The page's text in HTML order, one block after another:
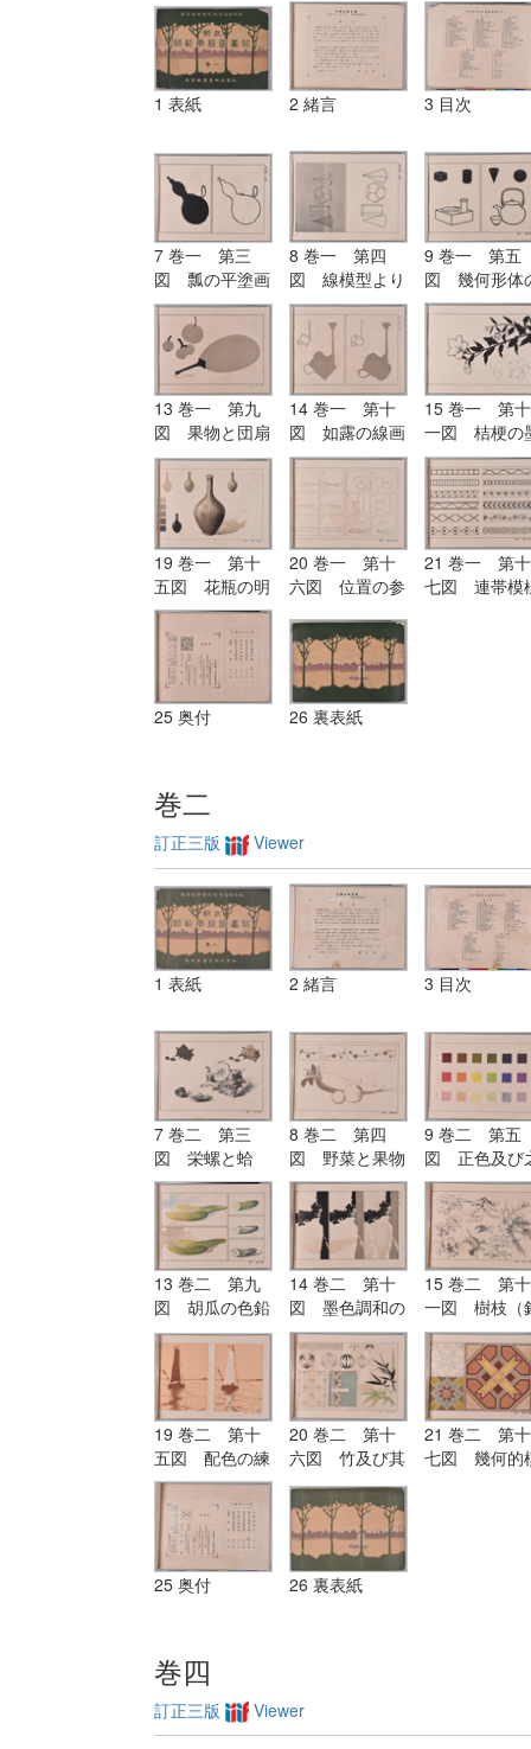
1 表紙 2 緒言 3 目次
7 巻一 第三
図 瓢の平塗画
及び輪郭画
8 巻一 第四
図 線模型より
描きたる形体
9 巻一 第五
図 幾何形体
応用
13 巻一 第九
図 果物と団扇
との平塗画（二
色の練習）
14 巻一 第十
図 如露の線画
と平塗画
15 巻一 第十
一図 桔梗の
画
19 巻一 第十
五図 花瓶の明
暗及び陰影画
（毛筆練習）
20 巻一 第十
六図 位置の参
21 巻一 第十
七図 連帯模
25 奥付 26 裏表紙
巻二
訂正三版 Viewer
1 表紙 2 緒言 3 目次
7 巻二 第三
図 栄螺と蛤
（鉛筆及び毛筆
練習）
8 巻二 第四
図 野菜と果物
（位置の練習）
9 巻二 第五
図 正色及び
より出づる明
と暗色
13 巻二 第九
図 胡瓜の色鉛
筆画・鉛筆画・
水彩画及びペン
画
14 巻二 第十
図 墨色調和の
研究
15 巻二 第十
一図 樹枝（
筆及びペン練
習）
19 巻二 第十
五図 配色の練
習
20 巻二 第十
六図 竹及び其
考案画
21 巻二 第十
七図 幾何的
25 奥付 26 裏表紙
巻四
訂正三版 Viewer